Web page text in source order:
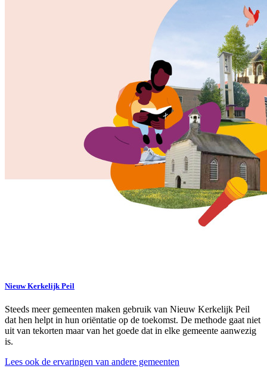
Nieuw Kerkelijk Peil
Steeds meer gemeenten maken gebruik van Nieuw Kerkelijk Peil
dat hen helpt in hun oriëntatie op de toekomst. De methode gaat niet
uit van tekorten maar van het goede dat in elke gemeente aanwezig
is.
Lees ook de ervaringen van andere gemeenten